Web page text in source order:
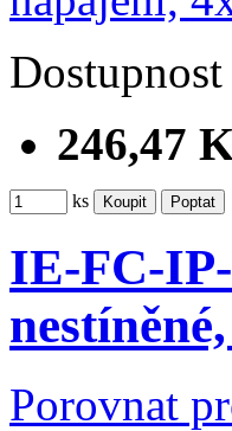
Dostupnost
246,47
ks
IE-FC-
Porovnat